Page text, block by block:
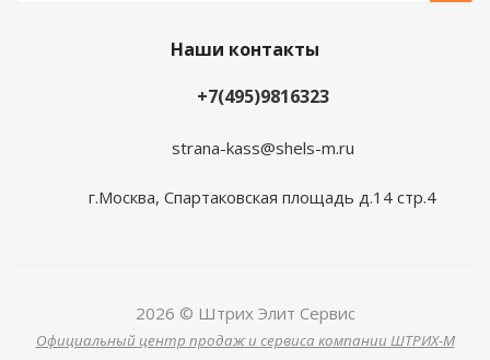
Наши контакты
+7(495)9816323
strana-kass@shels-m.ru
г.Москва, Спартаковская площадь д.14 стр.4
2026 © Штрих Элит Сервис
Официальный центр продаж и сервиса компании ШТРИХ-М